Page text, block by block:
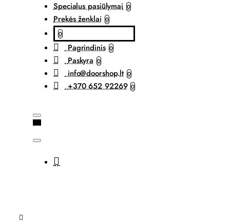
Specialus pasiūlymai 0
Prekės ženklai 0
0
Pagrindinis 0
Paskyra 0
info@doorshop.lt 0
+370 652 92269 0